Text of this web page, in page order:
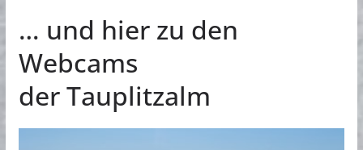
… und hier zu den
Webcams
der Tauplitzalm